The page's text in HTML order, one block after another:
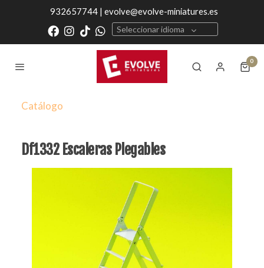
932657744 | evolve@evolve-miniatures.es
Seleccionar idioma
0
Catálogo
Df1332 Escaleras Plegables